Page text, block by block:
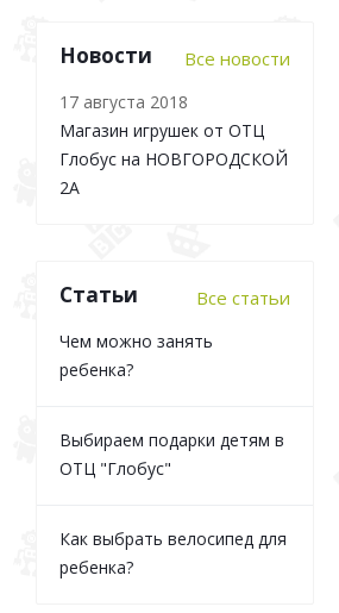
Новости Все новости
17 августа 2018
Магазин игрушек от ОТЦ
Глобус на НОВГОРОДСКОЙ
2А
Статьи Все статьи
Чем можно занять
ребенка?
Выбираем подарки детям в
ОТЦ "Глобус"
Как выбрать велосипед для
ребенка?